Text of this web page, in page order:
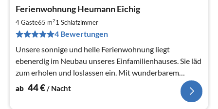
Ferienwohnung Heumann Eichig
4 Gäste65 m21 Schlafzimmer
4 Bewertungen
Unsere sonnige und helle Ferienwohnung liegt
ebenerdig im Neubau unseres Einfamilienhauses. Sie läd
zum erholen und loslassen ein. Mit wunderbarem
Panuramer Blick ins Ahorntal.
ab 44€ / Nacht